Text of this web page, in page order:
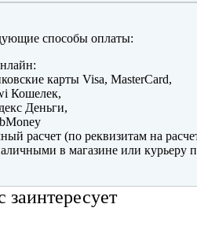
способы оплаты:
карты Visa, MasterCard,
Кошелек,
Деньги,
расчет (по реквизитам на
в магазине или курьеру